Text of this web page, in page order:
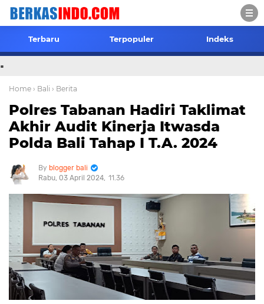
Terbaru Terpopuler Indeks
.
Home › Bali › Berita
Polres Tabanan Hadiri Taklimat
Akhir Audit Kinerja Itwasda
Polda Bali Tahap I T.A. 2024
blogger bali
Rabu, 03 April 2024 11.36